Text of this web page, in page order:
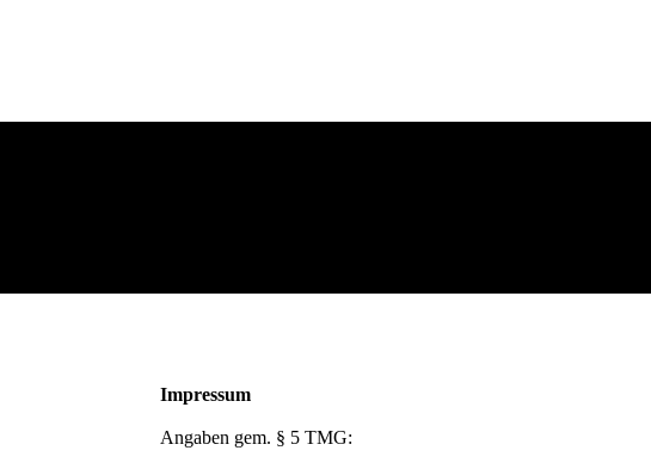
Impressum
Angaben gem. § 5 TMG: